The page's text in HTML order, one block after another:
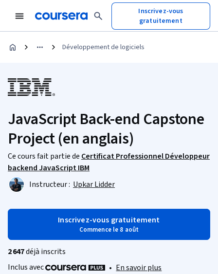
Inscrivez-vous
gratuitement
Développement de logiciels
JavaScript Back-end Capstone
Project (en anglais)
Ce cours fait partie de Certificat Professionnel Développeur
backend JavaScript IBM
Instructeur : Upkar Lidder
Inscrivez-vous gratuitement
Commence le 8 août
2 647déjà inscrits
Inclus avec
• En savoir plus